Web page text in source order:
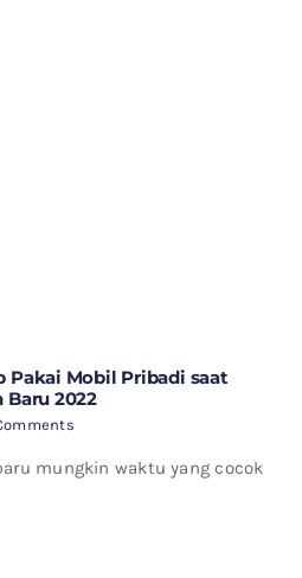
Pakai Mobil Pribadi saat
Baru 2022
mungkin waktu yang cocok